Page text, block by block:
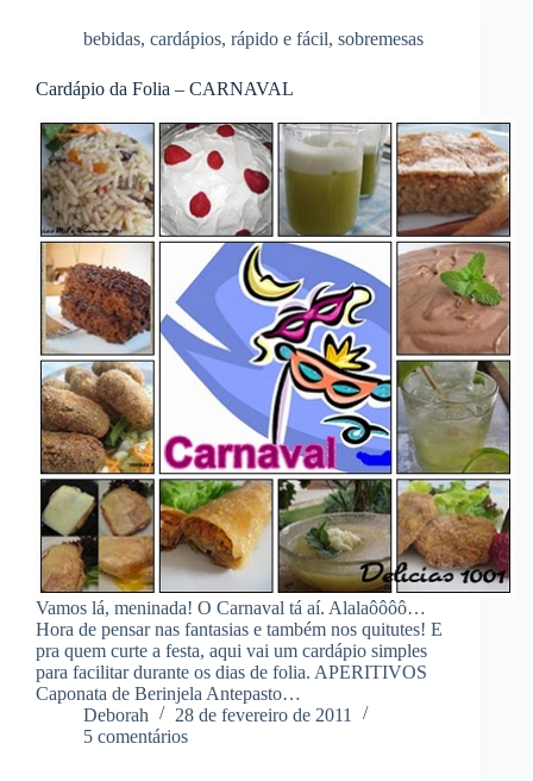
bebidas, cardápios, rápido e fácil, sobremesas
Cardápio da Folia – CARNAVAL
Vamos lá, meninada! O Carnaval tá aí. Alalaôôôô…
Hora de pensar nas fantasias e também nos quitutes! E
pra quem curte a festa, aqui vai um cardápio simples
para facilitar durante os dias de folia. APERITIVOS
Caponata de Berinjela Antepasto…
Deborah
28 de fevereiro de 2011
5 comentários